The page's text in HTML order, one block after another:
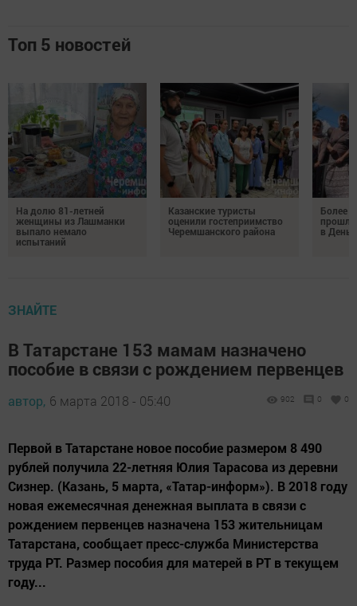
Топ 5 новостей
На долю 81-летней
женщины из Лашманки
выпало немало
испытаний
Казанские туристы
оценили гостеприимство
Черемшанского района
Более
в День
ЗНАЙТЕ
В Татарстане 153 мамам назначено
пособие в связи с рождением первенцев
автор, 6 марта 2018 - 05:40 902 0 0
Первой в Татарстане новое пособие размером 8 490
рублей получила 22-летняя Юлия Тарасова из деревни
Сизнер. (Казань, 5 марта, «Татар-информ»). В 2018 году
новая ежемесячная денежная выплата в связи с
рождением первенцев назначена 153 жительницам
Татарстана, сообщает пресс-служба Министерства
труда РТ. Размер пособия для матерей в РТ в текущем
году...